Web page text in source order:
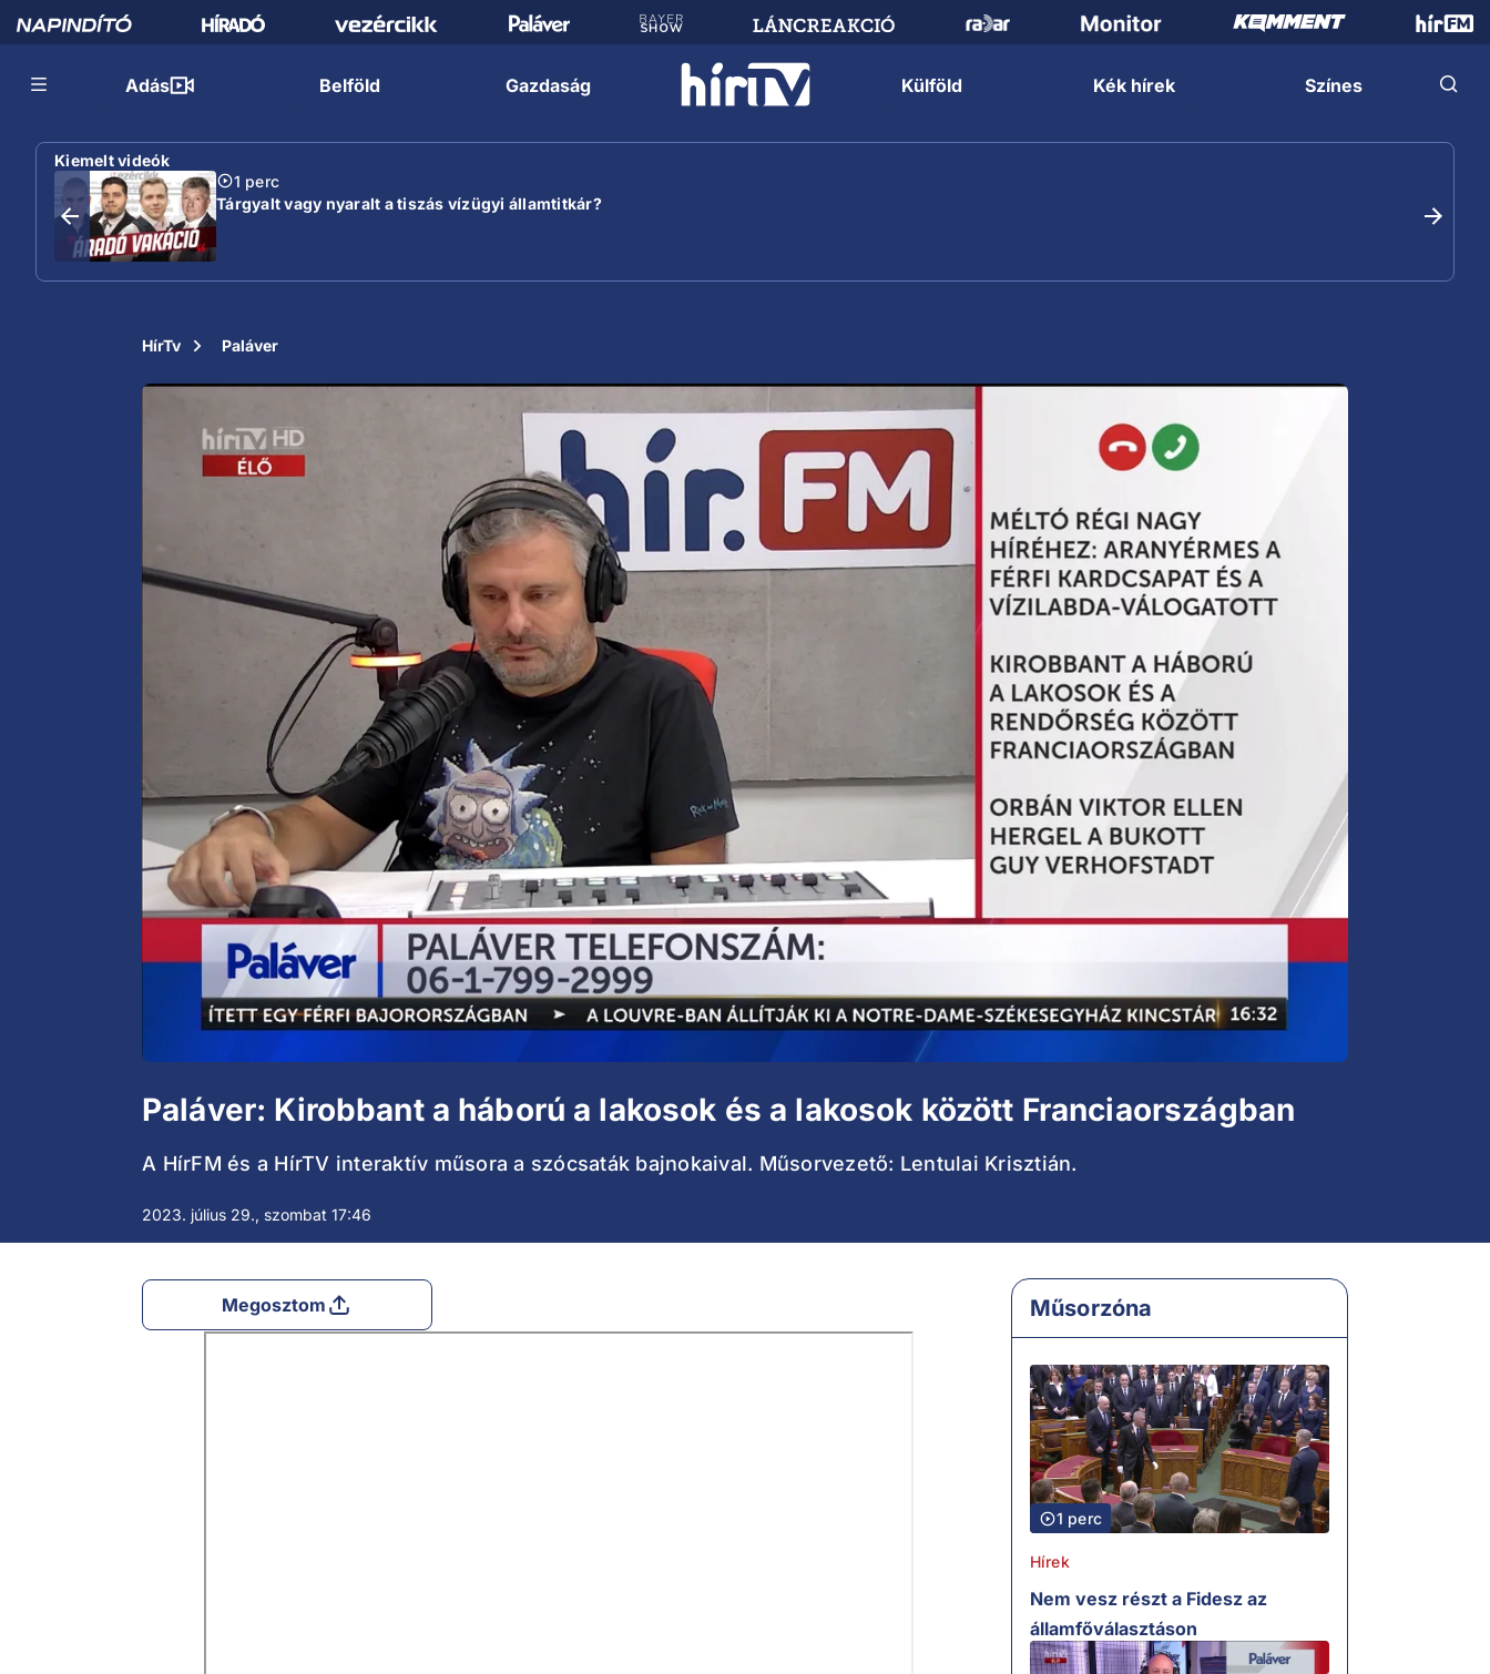
Adás Belföld Gazdaság Külföld Kék hírek Színes
Kiemelt videók
1 perc
Tárgyalt vagy nyaralt a tiszás vízügyi államtitkár?
HírTv Paláver
Paláver: Kirobbant a háború a lakosok és a lakosok között Franciaországban
A HírFM és a HírTV interaktív műsora a szócsaták bajnokaival. Műsorvezető: Lentulai Krisztián.
2023. július 29., szombat 17:46
Megosztom Műsorzóna
1 perc
Hírek
Nem vesz részt a Fidesz az
államfőválasztáson